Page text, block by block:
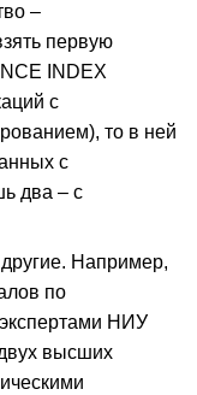
–
первую
INDEX
с
то в ней
с
два – с
Например,
по
НИУ
высших